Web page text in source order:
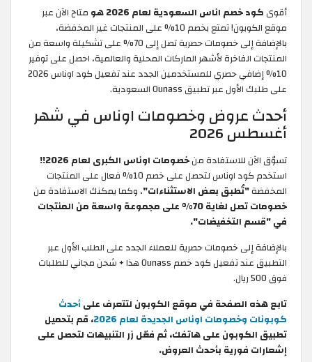
أقوى كود خصم اناس السعودية لعام 2026 هو
متاح الآن عبر
موقع الكوبون! تمتع بخصم 10% على المنتجات غير المخفضة،
بالإضافة إلى خصومات حصرية تصل إلى 70% على تشكيلة واسعة من
المنتجات الفاخرة لأشهر الماركات المحلية والعالمية، احصل على توفير
10% إضافي حصري للمستخدمين الجدد عند تفعيل كود اوناس 2026
على طلبك الأول عبر تطبيق Ounass السعودية.
أحدث عروض وخصومات اوناس في شهر
أغسطس 2026
تسوّق الآن للاستفادة منخصومات اوناس الكبرى لعام 2026!!
استخدم كود اوناس لتحصل على خصم 10% فعال على المنتجات
المخفضة"تُطبق بعض الاستثناءات"، وكما يمكنك الاستفادة من
خصومات تصل لغاية 70% على مجموعة واسعة من المنتجات
في "قسم التخفيضات".
بالإضافة إلى خصومات حصرية للعملاء الجدد على الطلب الأول عبر
التطبيق عند تفعيل كود خصم Ounass هذا + شحن مجاني للطلبات
فوق 500 ريال.
تابع هذه الصفحة في موقع الكوبون لتتعرف علىأحدث
كوبونات وخصومات اوناس الجديدة لعام 2026
، قم بتحميل
تطبيق الكوبون على هاتفك، ثم فعّل زر التنبيهات لتحصل على
إشعارات فورية بأحدث العروض.